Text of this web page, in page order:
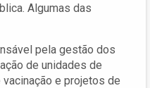
Algumas das
pela gestão dos
de unidades de
e projetos de